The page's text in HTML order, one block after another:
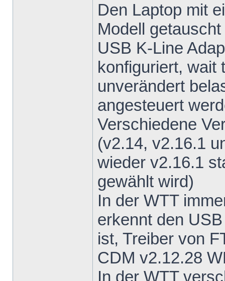
Den Laptop mit
Modell getauscht
USB K-Line
konfiguriert, wait
unverändert
angesteuert
Verschiedene
(v2.14, v2.16.1
wieder v2.16.1
gewählt wird)
In der WTT
erkennt den
ist, Treiber von
CDM v2.12.28
In der WTT